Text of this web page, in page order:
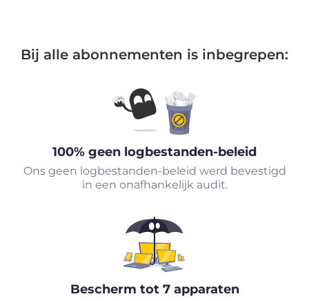
Bij alle abonnementen is inbegrepen:
100% geen logbestanden-beleid
Ons geen logbestanden-beleid werd bevestigd
in een onafhankelijk audit.
Bescherm tot 7 apparaten